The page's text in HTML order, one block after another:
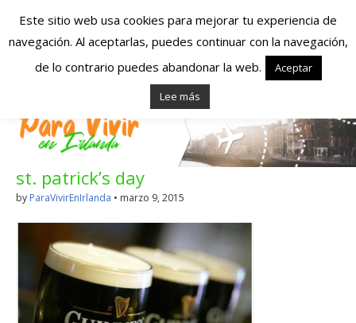
Españoles en
Irlanda – Vivir en
Irlanda – Trabajo
en Irlanda –
Alojamiento en
Irlanda
Blog dedicado a los que viven, estudian y trabajan en
Irlanda!
st. patrick’s day
by ParaVivirEnIrlanda • marzo 9, 2015
Este sitio web usa cookies para mejorar tu experiencia de
navegación. Al aceptarlas, puedes continuar con la navegación,
de lo contrario puedes abandonar la web.
Aceptar
Lee más